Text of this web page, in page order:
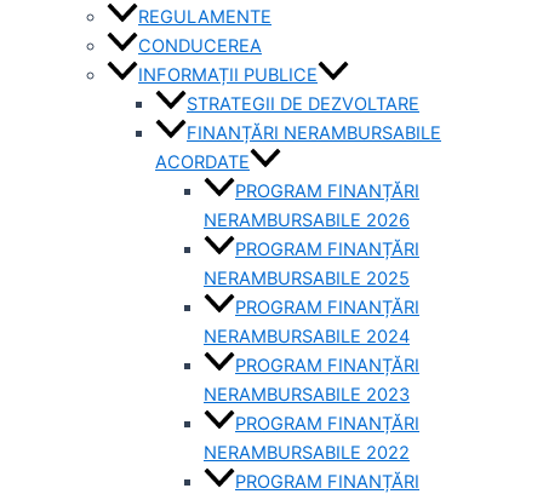
REGULAMENTE
CONDUCEREA
INFORMAȚII PUBLICE
STRATEGII DE DEZVOLTARE
FINANȚĂRI NERAMBURSABILE
ACORDATE
PROGRAM FINANȚĂRI
NERAMBURSABILE 2026
PROGRAM FINANȚĂRI
NERAMBURSABILE 2025
PROGRAM FINANȚĂRI
NERAMBURSABILE 2024
PROGRAM FINANȚĂRI
NERAMBURSABILE 2023
PROGRAM FINANȚĂRI
NERAMBURSABILE 2022
PROGRAM FINANȚĂRI